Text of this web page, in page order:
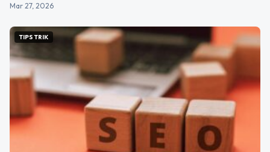
Mar 27, 2026
TIPS TRIK